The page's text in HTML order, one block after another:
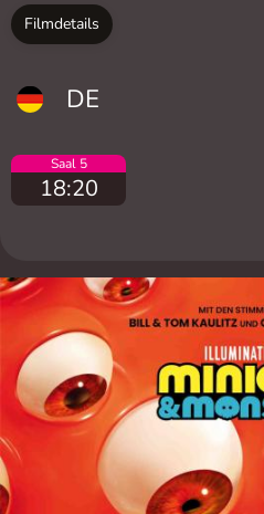
Filmdetails
DE
Saal 5
18:20